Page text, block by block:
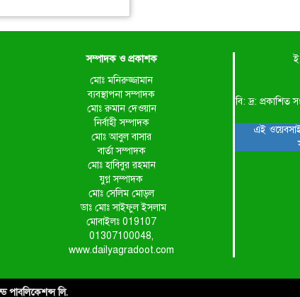
সম্পাদক ও প্রকাশক
মোঃ মনিরুজ্জামান
ব্যবস্থাপনা সম্পাদক
মোঃ রুমান দেওয়ান
নির্বাহী সম্পাদক
মোঃ আবুল বাসার
বার্তা সম্পাদক
মোঃ হাবিবুর রহমান
যুগ্ন সম্পাদক
মোঃ সেলিম মোড়ল
ডাঃ মোঃ সাইফুল ইসলাম
মোবাইলঃ 019107
01307100048,
www.dailyagradoot.com
বি: দ্র:
এই
পাবলিকেশন্স লি.